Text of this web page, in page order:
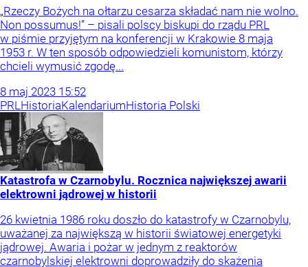
„Rzeczy Bożych na ołtarzu cesarza składać nam nie wolno.
Non possumus!” – pisali polscy biskupi do rządu PRL
w piśmie przyjętym na konferencji w Krakowie 8 maja
1953 r. W ten sposób odpowiedzieli komunistom, którzy
chcieli wymusić zgodę...
8 maj 2023 15:52
PRLHistoriaKalendariumHistoria Polski
Katastrofa w Czarnobylu. Rocznica największej awarii
elektrowni jądrowej w historii
26 kwietnia 1986 roku doszło do katastrofy w Czarnobylu,
uważanej za największą w historii światowej energetyki
jądrowej. Awaria i pożar w jednym z reaktorów
czarnobylskiej elektrowni doprowadziły do skażenia